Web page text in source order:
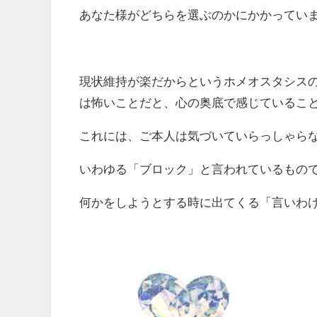
あなた様がどちらを選ぶのかにかかってい
現状維持が楽だからというホメオスタシス
は怖いことだと、心の奥底で感じているこ
これには、ご本人は気づいていらっしゃら
いわゆる「ブロック」と言われているもの
何かをしようとする時に出てくる「言いわ